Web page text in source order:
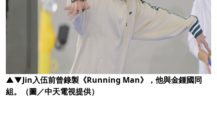
▲▼Jin入伍前曾錄製《Running Man》，他與金鍾國同
組。（圖／中天電視提供）